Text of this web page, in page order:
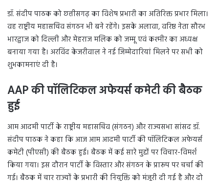
डॉ. संदीप पाठक को छत्तीसगढ़ का विशेष प्रभारी का अतिरिक्त प्रभार मिला।
वह राष्ट्रीय महासचिव संगठन भी बने रहेंगे। इसके अलावा, वरिष्ठ नेता सौरभ
भारद्वाज को दिल्ली और मेहराज मलिक को जम्मू एवं कश्मीर का अध्यक्ष
बनाया गया है। अरविंद केजरीवाल ने नई जिम्मेदारियां मिलने पर सभी को
शुभकामनाएं दी है।
AAP की पॉलिटिकल अफेयर्स कमेटी की बैठक
हुई
आम आदमी पार्टी के राष्ट्रीय महासचिव (संगठन) और राज्यसभा सांसद डॉ.
संदीप पाठक ने कहा कि आज आम आदमी पार्टी की पॉलिटिकल अफेयर्स
कमेटी (पीएसी) की बैठक हुई। बैठक में कई सारे मुद्दों पर विचार-विमर्श
किया गया। इस दौरान पार्टी के विस्तार और संगठन के प्रारूप पर चर्चा की
गई। बैठक में चार राज्यों के प्रभारी की नियुक्ति को मंजूरी दी गई है और दो